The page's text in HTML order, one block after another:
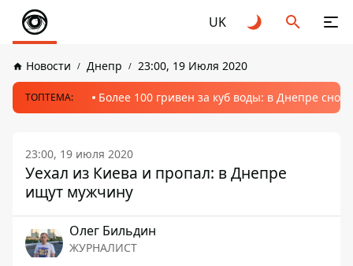
UK
Новости Днепр 23:00, 19 Июля 2020
ТОПТЕМА: Более 100 гривен за куб воды: в Днепре
23:00, 19 июля 2020
Уехал из Киева и пропал: в Днепре
ищут мужчину
Олег Бильдин
ЖУРНАЛИСТ